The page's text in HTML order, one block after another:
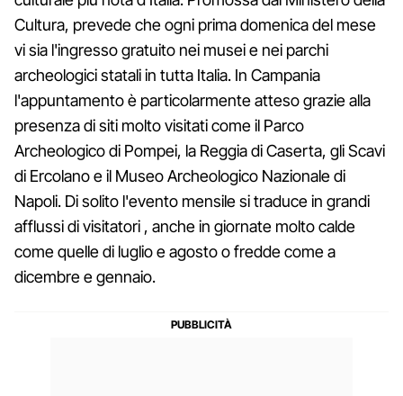
Cultura, prevede che ogni prima domenica del mese
vi sia l'ingresso gratuito nei musei e nei parchi
archeologici statali in tutta Italia. In Campania
l'appuntamento è particolarmente atteso grazie alla
presenza di siti molto visitati come il Parco
Archeologico di Pompei, la Reggia di Caserta, gli Scavi
di Ercolano e il Museo Archeologico Nazionale di
Napoli. Di solito l'evento mensile si traduce in grandi
afflussi di visitatori , anche in giornate molto calde
come quelle di luglio e agosto o fredde come a
dicembre e gennaio.